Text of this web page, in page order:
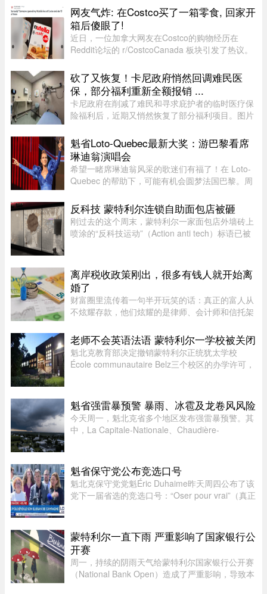
月2日，巴基斯坦阿尔卑斯俱 ...
网友气炸: 在Costco买了一箱零食, 回家开
箱后傻眼了!
近日，一位加拿大网友在Costco的购物经历在
Reddit论坛的 r/CostcoCanada 板块引发了热议。
果回家一开箱，血压直接飙升——里面的零食居然
凭空消失了近三分之一！图片来 ...
砍了又恢复！卡尼政府悄然回调难民医
保，部分福利重新全额报销 ...
卡尼政府在削减了难民和寻求庇护者的临时医疗保
险福利后，近期又悄然恢复了部分福利项目。图片
预算承诺削减资金，调整了为已安置的难民和等待
获得省或地区医保的庇护申 ...
魁省Loto-Quebec最新大奖：游巴黎看席
琳迪翁演唱会
希望一睹席琳迪翁风采的歌迷们有福了！在 Loto-
Quebec 的帮助下，可能有机会圆梦法国巴黎。周
Experience”抽奖活动，将抽出两位幸运歌迷（每
人可携一名同伴），邀他们亲临现 ...
反科技 蒙特利尔连锁自助面包店被砸
刚过去的这个周末，蒙特利尔一家面包店外墙砖上
喷涂的“反科技运动”（Action anti tech）标语已被
锁面包店位于 Saint- ...
离岸税收政策刚出，很多有钱人就开始离
婚了
财富圈里流传着一句半开玩笑的话：真正的富人从
不炫耀存款，他们炫耀的是律师、会计师和信托架
处，轻易不拨。可最近这段日子，笔者听说一个奇
怪的现象——好些身家不菲 ...
老师不会英语法语 蒙特利尔一学校被关闭
魁北克教育部决定撤销蒙特利尔正统犹太学校
École communautaire Belz三个校区的办学许可，
魁北克行政法庭获得的文件，学校 ...
魁省强雷暴预警 暴雨、冰雹及龙卷风风险
今天周一，魁北克省多个地区发布强雷暴预警。其
中，La Capitale-Nationale、Chaudière-
醒：“今天下午至今晚，天气条件有 ...
魁省保守党公布竞选口号
魁北克保守党党魁Éric Duhaime昨天周四公布了该
党下一届省选的竞选口号：“Oser pour vrai”（真正
未来联盟（CAQ）、 ...
蒙特利尔一直下雨 严重影响了国家银行公
开赛
周一，持续的阴雨天气给蒙特利尔国家银行公开赛
（National Bank Open）造成了严重影响，导致本